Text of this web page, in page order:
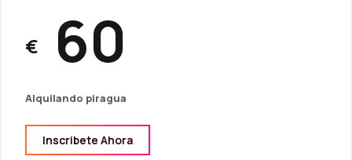
Alquilando piragua
€ 60
Inscribete Ahora